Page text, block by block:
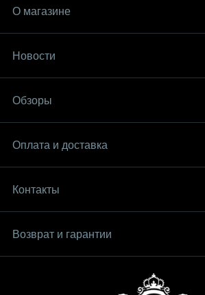
О магазине
Новости
Обзоры
Оплата и доставка
Контакты
Возврат и гарантии